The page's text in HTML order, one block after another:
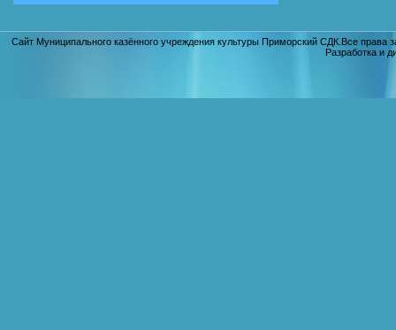
Сайт Муниципального казённого учреждения культуры Приморский СДК.Все
Разработка и